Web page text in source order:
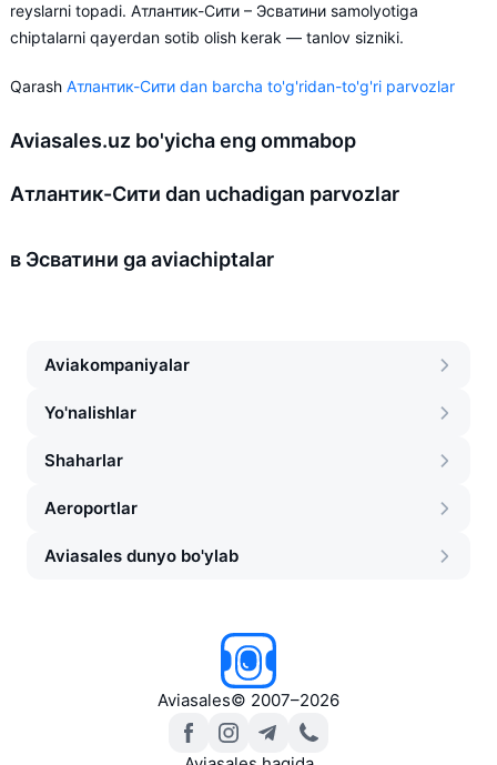
reyslarni topadi. Атлантик-Сити – Эсватини samolyotiga
chiptalarni qayerdan sotib olish kerak — tanlov sizniki.
Qarash Атлантик-Сити dan barcha to'g'ridan-to'g'ri parvozlar
Aviasales.uz bo'yicha eng ommabop
Атлантик-Сити dan uchadigan parvozlar
в Эсватини ga aviachiptalar
Aviakompaniyalar
Yo'nalishlar
Shaharlar
Aeroportlar
Aviasales dunyo bo'ylab
Aviasales© 2007–2026